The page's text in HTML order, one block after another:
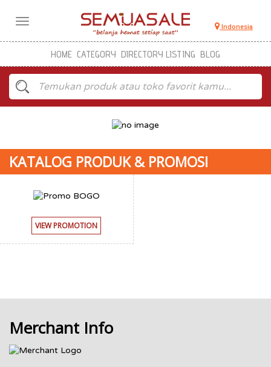
Toggle
Indonesia
HOME CATEGORY DIRECTORY LISTING BLOG
KATALOG PRODUK & PROMOSI
VIEW PROMOTION
Merchant Info